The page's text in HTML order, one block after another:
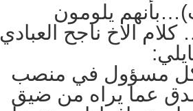
يلومون
الاخ ناجح العبادي
لكل مسؤول في منصب
عما يراه من ضيق